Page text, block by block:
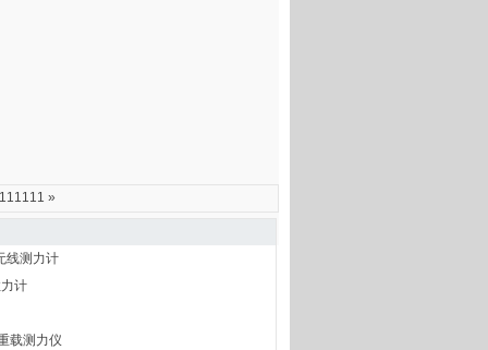
»
线测力计
计
载测力仪